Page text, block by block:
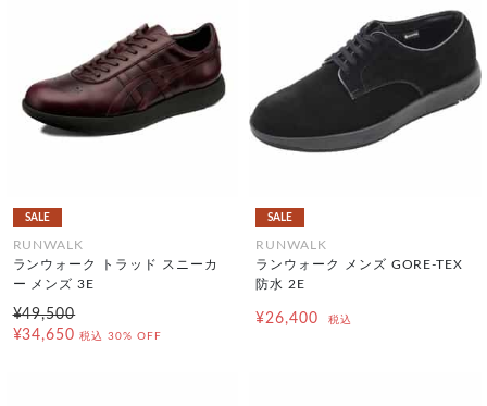
SALE
RUNWALK
ランウォーク トラッド スニーカ
ー メンズ 3E
¥49,500
¥34,650 税込 30% OFF
SALE
RUNWALK
ランウォーク メンズ GORE-TEX
防水 2E
¥26,400 税込